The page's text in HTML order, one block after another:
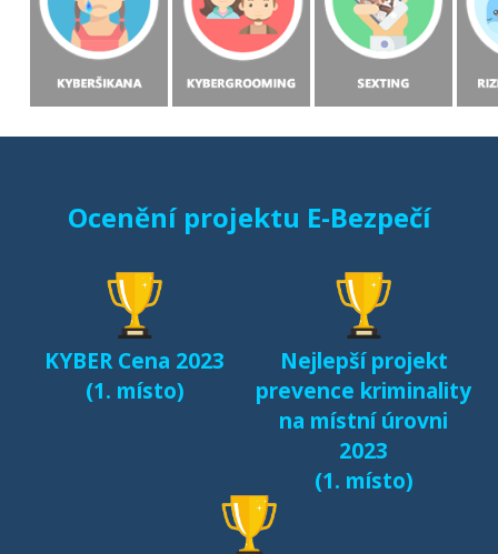
Ocenění projektu E-Bezpečí
KYBER Cena 2023
(1. místo)
Nejlepší projekt
prevence kriminality
na místní úrovni
2023
(1. místo)